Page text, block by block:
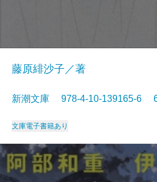
藤原緋沙子／著
新潮文庫 978-4-10-139165-6
文庫電子書籍あり